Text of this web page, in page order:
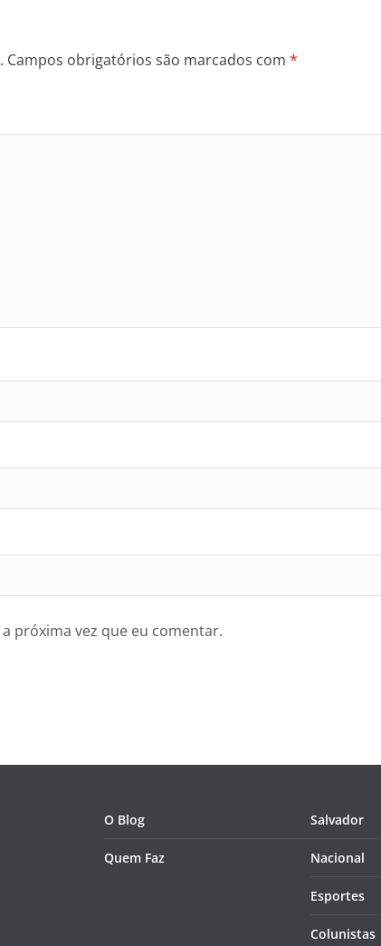
Campos obrigatórios são marcados com *
próxima vez que eu comentar.
O Blog
Quem Faz
Salvador
Nacional
Esportes
Colunistas